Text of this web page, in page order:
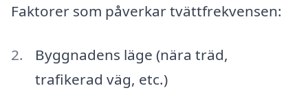
Faktorer som påverkar tvättfrekvensen:
Byggnadens läge (nära träd,
trafikerad väg, etc.)